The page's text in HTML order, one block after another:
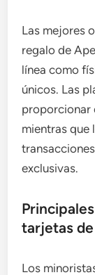
Las mejores
regalo de
línea como
únicos. Las
proporcionar
mientras que
exclusivas.
tarjetas
Los